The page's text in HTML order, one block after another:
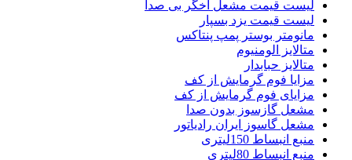
لیست قیمت مشعل اخگر بی صدا
لیست قیمت یزد بسپار
مانومتر بوستر پمپ پنتاکس
متالایز الومنیوم
متالایز حبابدار
مزایا فوم گرمایش از کف
مزایای فوم گرمایش از کف
مشعل گازسوز بدون صدا
مشعل گاسوز ایران رادیاتور
منبع انبساط 150لیتری
منبع انبساط 80لیتری